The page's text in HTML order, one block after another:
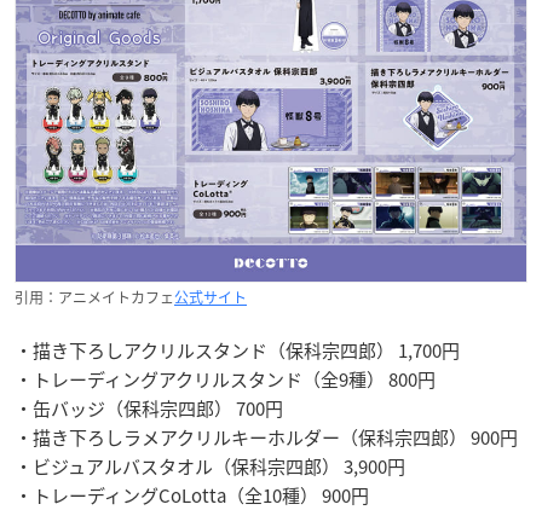
引用：アニメイトカフェ公式サイト
・描き下ろしアクリルスタンド（保科宗四郎） 1,700円
・トレーディングアクリルスタンド（全9種） 800円
・缶バッジ（保科宗四郎） 700円
・描き下ろしラメアクリルキーホルダー（保科宗四郎） 900円
・ビジュアルバスタオル（保科宗四郎） 3,900円
・トレーディングCoLotta（全10種） 900円